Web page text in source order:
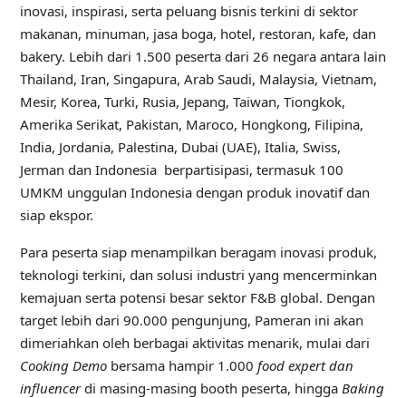
inovasi, inspirasi, serta peluang bisnis terkini di sektor
makanan, minuman, jasa boga, hotel, restoran, kafe, dan
bakery. Lebih dari 1.500 peserta dari 26 negara antara lain
Thailand, Iran, Singapura, Arab Saudi, Malaysia, Vietnam,
Mesir, Korea, Turki, Rusia, Jepang, Taiwan, Tiongkok,
Amerika Serikat, Pakistan, Maroco, Hongkong, Filipina,
India, Jordania, Palestina, Dubai (UAE), Italia, Swiss,
Jerman dan Indonesia berpartisipasi, termasuk 100
UMKM unggulan Indonesia dengan produk inovatif dan
siap ekspor.
Para peserta siap menampilkan beragam inovasi produk,
teknologi terkini, dan solusi industri yang mencerminkan
kemajuan serta potensi besar sektor F&B global. Dengan
target lebih dari 90.000 pengunjung, Pameran ini akan
dimeriahkan oleh berbagai aktivitas menarik, mulai dari
Cooking Demobersama hampir 1.000 food expert dan
influencerdi masing-masing booth peserta, hingga Baking